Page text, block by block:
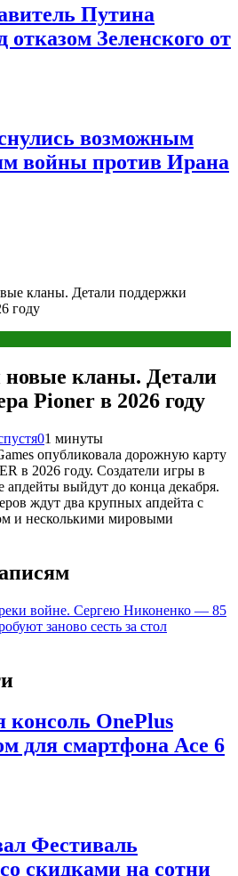
Путина
Зеленского от
возможным
войны против Ирана
кланы. Детали поддержки
году
кланы. Детали
Pioner в 2026 году
01 минуты
опубликовала дорожную карту
в 2026 году. Создатели игры в
апдейты выйдут до конца декабря.
ждут два крупных апдейта с
и несколькими мировыми
войне. Сергею Никоненко — 85
заново сесть за стол
консоль OnePlus
для смартфона Ace 6
Фестиваль
скидками на сотни